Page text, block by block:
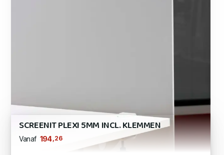
SCREENIT PLEXI 5MM INCL. KLEMMEN
Vanaf 194,26